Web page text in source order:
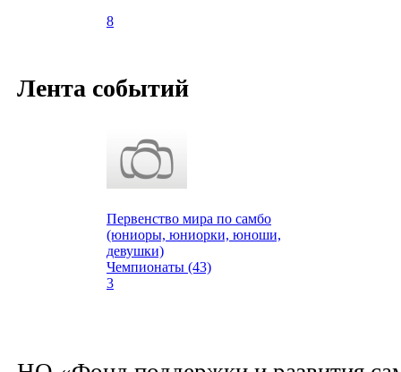
8
Лента событий
Первенство мира по самбо
(юниоры, юниорки, юноши,
девушки)
Чемпионаты (43)
3